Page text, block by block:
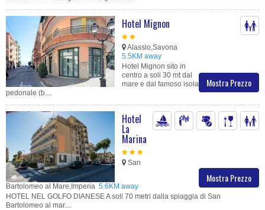
Mostra Prezzo
Hotel Mignon
Alassio,Savona
5.5KM away
Hotel Mignon sito in
centro a soli 30 mt dal
mare e dal famoso isola
pedonale (b....
Mostra Prezzo
Hotel
La
Marina
San
Bartolomeo al Mare,Imperia 5.6KM away
HOTEL NEL GOLFO DIANESE A soli 70 metri dalla spiaggia di San
Bartolomeo al mar....